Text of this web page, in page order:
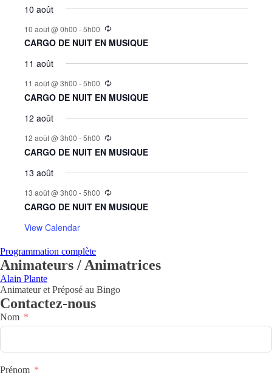
10 août
10 août @ 0h00 -5h00
CARGO DE NUIT EN MUSIQUE
11 août
11 août @ 3h00 -5h00
CARGO DE NUIT EN MUSIQUE
12 août
12 août @ 3h00 -5h00
CARGO DE NUIT EN MUSIQUE
13 août
13 août @ 3h00 -5h00
CARGO DE NUIT EN MUSIQUE
View Calendar
Programmation complète
Animateurs / Animatrices
Alain Plante
Animateur et Préposé au Bingo
Contactez-nous
Nom
Prénom